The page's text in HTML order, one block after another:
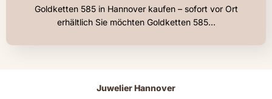
Goldketten 585 in Hannover kaufen – sofort vor Ort
erhältlich Sie möchten Goldketten 585…
Juwelier Hannover